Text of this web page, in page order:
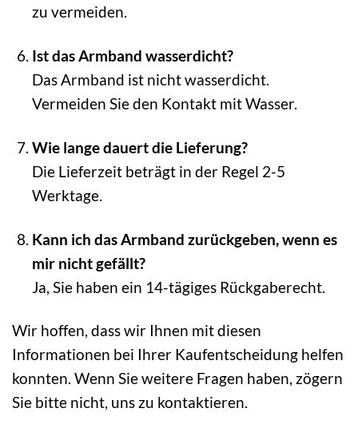
zu vermeiden.
Ist das Armband wasserdicht?
Das Armband ist nicht wasserdicht.
Vermeiden Sie den Kontakt mit Wasser.
Wie lange dauert die Lieferung?
Die Lieferzeit beträgt in der Regel 2-5
Werktage.
Kann ich das Armband zurückgeben, wenn es
mir nicht gefällt?
Ja, Sie haben ein 14-tägiges Rückgaberecht.
Wir hoffen, dass wir Ihnen mit diesen
Informationen bei Ihrer Kaufentscheidung helfen
konnten. Wenn Sie weitere Fragen haben, zögern
Sie bitte nicht, uns zu kontaktieren.